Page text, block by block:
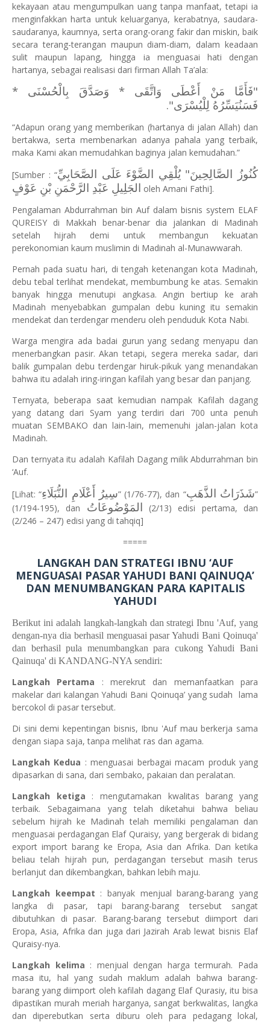
kekayaan atau mengumpulkan uang tanpa manfaat, tetapi ia
menginfakkan harta untuk keluarganya, kerabatnya, saudara-
saudaranya, kaumnya, serta orang-orang fakir dan miskin, baik
secara terang-terangan maupun diam-diam, dalam keadaan
sulit maupun lapang, hingga ia menguasai hati dengan
hartanya, sebagai realisasi dari firman Allah Ta’ala:
"فَأَمَّا مَنْ أَعْطَى وَاتَّقَى * وَصَدَّقَ بِالْحُسْنَى *
فَسَنُيَسِّرُهُ لِلْيُسْرَى".
“Adapun orang yang memberikan (hartanya di jalan Allah) dan
bertakwa, serta membenarkan adanya pahala yang terbaik,
maka Kami akan memudahkan baginya jalan kemudahan.”
[Sumber : “كُنُوزُ الصَّالِحِينَ" يُلْقِي الضَّوْءَ عَلَى الصَّحَابِيِّ
الجَلِيلِ عَبْدِ الرَّحْمَنِ بْنِ عَوْفٍ oleh Amani Fathi].
Pengalaman Abdurrahman bin Auf dalam bisnis system ELAF
QUREISY di Makkah benar-benar dia jalankan di Madinah
setelah hijrah demi untuk membangun kekuatan
perekonomian kaum muslimin di Madinah al-Munawwarah.
Pernah pada suatu hari, di tengah ketenangan kota Madinah,
debu tebal terlihat mendekat, membumbung ke atas. Semakin
banyak hingga menutupi angkasa. Angin bertiup ke arah
Madinah menyebabkan gumpalan debu kuning itu semakin
mendekat dan terdengar menderu oleh penduduk Kota Nabi.
Warga mengira ada badai gurun yang sedang menyapu dan
menerbangkan pasir. Akan tetapi, segera mereka sadar, dari
balik gumpalan debu terdengar hiruk-pikuk yang menandakan
bahwa itu adalah iring-iringan kafilah yang besar dan panjang.
Ternyata, beberapa saat kemudian nampak Kafilah dagang
yang datang dari Syam yang terdiri dari 700 unta penuh
muatan SEMBAKO dan lain-lain, memenuhi jalan-jalan kota
Madinah.
Dan ternyata itu adalah Kafilah Dagang milik Abdurrahman bin
‘Auf.
[Lihat: “سِيرُ أَعْلَامِ النُّبَلَاءِ” (1/76-77), dan “شَذَرَاتُ الذَّهَبِ”
(1/194-195), dan المَوْضُوعَاتُ (2/13) edisi pertama, dan
(2/246 – 247) edisi yang di tahqiq]
=====
LANGKAH DAN STRATEGI IBNU ‘AUF
MENGUASAI PASAR YAHUDI BANI QAINUQA’
DAN MENUMBANGKAN PARA KAPITALIS
YAHUDI
Berikut ini adalah langkah-langkah dan strategi Ibnu 'Auf, yang
dengan-nya dia berhasil menguasai pasar Yahudi Bani Qoinuqa'
dan berhasil pula menumbangkan para cukong Yahudi Bani
Qainuqa' di KANDANG-NYA sendiri:
Langkah Pertama : merekrut dan memanfaatkan para
makelar dari kalangan Yahudi Bani Qoinuqa’ yang sudah lama
bercokol di pasar tersebut.
Di sini demi kepentingan bisnis, Ibnu 'Auf mau berkerja sama
dengan siapa saja, tanpa melihat ras dan agama.
Langkah Kedua : menguasai berbagai macam produk yang
dipasarkan di sana, dari sembako, pakaian dan peralatan.
Langkah ketiga : mengutamakan kwalitas barang yang
terbaik. Sebagaimana yang telah diketahui bahwa beliau
sebelum hijrah ke Madinah telah memiliki pengalaman dan
menguasai perdagangan Elaf Quraisy, yang bergerak di bidang
export import barang ke Eropa, Asia dan Afrika. Dan ketika
beliau telah hijrah pun, perdagangan tersebut masih terus
berlanjut dan dikembangkan, bahkan lebih maju.
Langkah keempat : banyak menjual barang-barang yang
langka di pasar, tapi barang-barang tersebut sangat
dibutuhkan di pasar. Barang-barang tersebut diimport dari
Eropa, Asia, Afrika dan juga dari Jazirah Arab lewat bisnis Elaf
Quraisy-nya.
Langkah kelima : menjual dengan harga termurah. Pada
masa itu, hal yang sudah maklum adalah bahwa barang-
barang yang diimport oleh kafilah dagang Elaf Qurasiy, itu bisa
dipastikan murah meriah harganya, sangat berkwalitas, langka
dan diperebutkan serta diburu oleh para pedagang lokal,